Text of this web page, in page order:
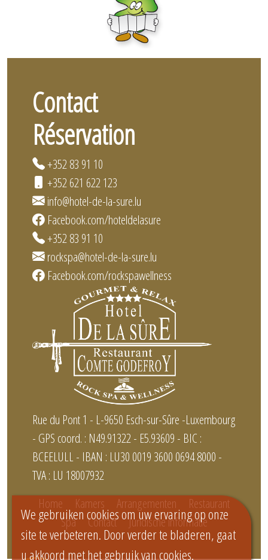
Contact
Réservation
+352 83 91 10
+352 621 622 123
info@hotel-de-la-sure.lu
Facebook.com/hoteldelasure
+352 83 91 10
rockspa@hotel-de-la-sure.lu
Facebook.com/rockspawellness
Rue du Pont 1 - L-9650 Esch-sur-Sûre -Luxembourg
- GPS coord. : N49.91322 - E5.93609 - BIC :
BCEELULL - IBAN : LU30 0019 3600 0694 8000 -
TVA : LU 18007932
Home
Kamers Arrangementen
Restaurant
Spa
Contact Juridische informatie
We gebruiken cookies om uw ervaring op onze
site te verbeteren. Door verder te bladeren, gaat
u akkoord met het gebruik van cookies.